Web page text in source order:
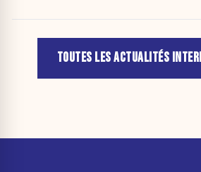
TOUTES LES ACTUALITÉS